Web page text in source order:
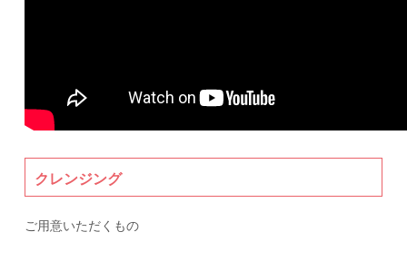
クレンジング
ご用意いただくもの